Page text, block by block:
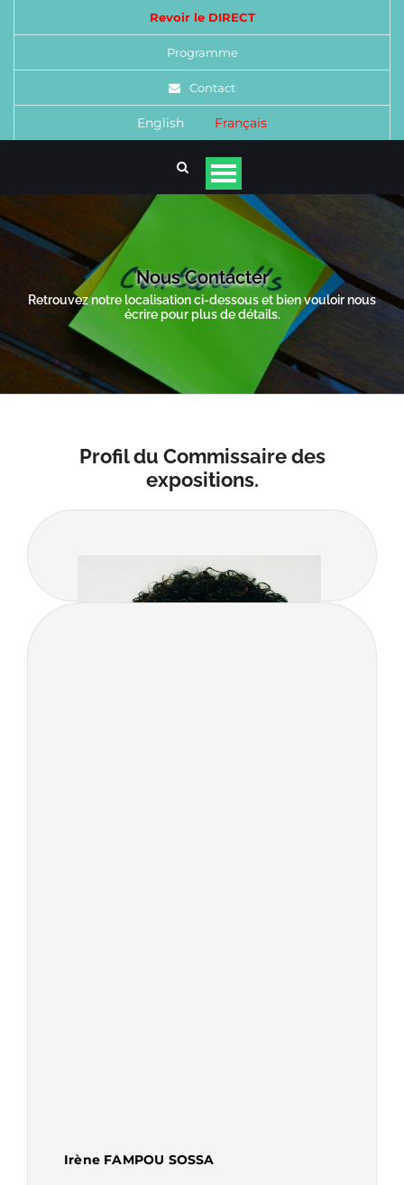
Revoir le DIRECT
Programme
Contact
English Français
Nous Contacter
Retrouvez notre localisation ci-dessous et bien vouloir nous
écrire pour plus de détails.
Profil du Commissaire des
expositions.
Irène FAMPOU SOSSA